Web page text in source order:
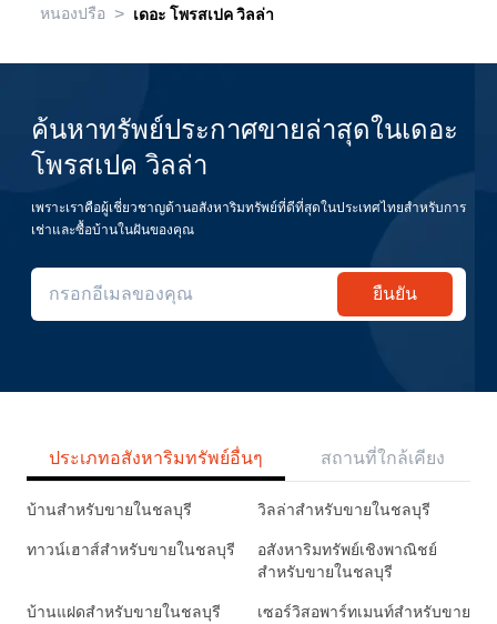
หนองปรือ > เดอะ โพรสเปค วิลล่า
ค้นหาทรัพย์ประกาศขายล่าสุดในเดอะ
โพรสเปค วิลล่า
เพราะเราคือผู้เชี่ยวชาญด้านอสังหาริมทรัพย์ที่ดีที่สุดในประเทศไทยสำหรับการ
เช่าและซื้อบ้านในฝันของคุณ
ยืนยัน
ประเภทอสังหาริมทรัพย์อื่นๆ สถานที่ใกล้เคียง
บ้านสำหรับขายในชลบุรี วิลล่าสำหรับขายในชลบุรี
ทาวน์เฮาส์สำหรับขายในชลบุรี
อสังหาริมทรัพย์เชิงพาณิชย์
สำหรับขายในชลบุรี
บ้านแฝดสำหรับขายในชลบุรี
เซอร์วิสอพาร์ทเมนท์สำหรับขาย